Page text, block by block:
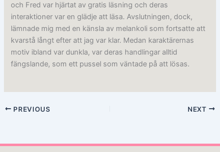
och Fred var hjärtat av gratis läsning och deras
interaktioner var en glädje att läsa. Avslutningen, dock,
lämnade mig med en känsla av melankoli som fortsatte att
kvarstå långt efter att jag var klar. Medan karaktärernas
motiv ibland var dunkla, var deras handlingar alltid
fängslande, som ett pussel som väntade på att lösas.
PREVIOUS NEXT